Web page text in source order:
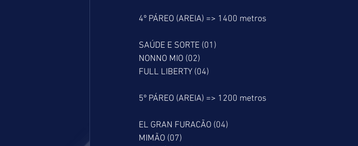
4º PÁREO (AREIA) => 1400 metros
SAÚDE E SORTE (01)
NONNO MIO (02)
FULL LIBERTY (04)
5º PÁREO (AREIA) => 1200 metros
EL GRAN FURACÃO (04)
MIMÃO (07)